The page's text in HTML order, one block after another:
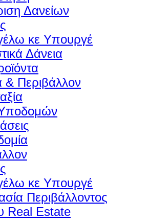
Δανείων
κε Υπουργέ
Δάνεια
& Περιβάλλον
κε Υπουργέ
Περιβάλλοντος
Real Estate